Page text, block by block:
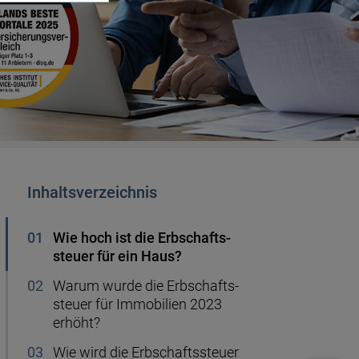
Ablauf Hauskauf
50.000 Euro anlegen
Musterdepot
Firmendepot
Festgeld anlegen
Sparen für Kinder
Altersvorsorge
Kredit für Rentner
Sanierungskredit
50.000 Euro Kredit
Gas sparen
Heizkosten
Handyvertrag kündigen
Wie viel Mbit brauche ich?
Inhaltsverzeichnis
Wie hoch ist die Erb­schafts­
steuer für ein Haus?
Warum wurde die Erbschafts­
steuer für Immo­bilien 2023
erhöht?
Wie wird die Erbschafts­steuer